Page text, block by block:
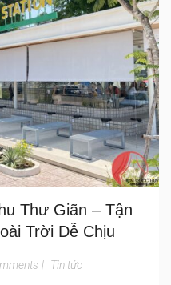
Thư Giãn – Tận
Trời Dễ Chịu
| Tin tức